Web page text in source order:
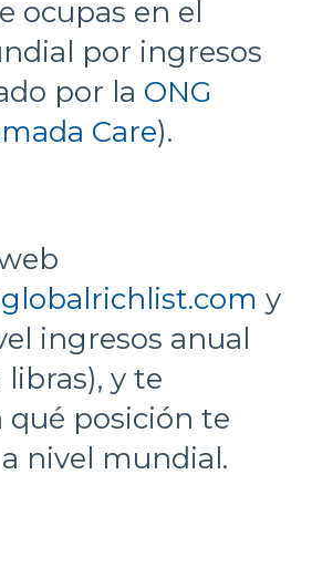
ocupas en el
por ingresos
por la ONG
Care).
y
ingresos anual
libras), y te
qué posición te
nivel mundial.